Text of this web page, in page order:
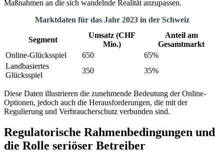
Maßnahmen an die sich wandelnde Realität anzupassen.
Marktdaten für das Jahr 2023 in der Schweiz
Segment
Umsatz (CHF
Mio.)
Anteil am
Gesamtmarkt
Online-Glücksspiel
650
65%
Landbasiertes
Glücksspiel
350 35%
Diese Daten illustrieren die zunehmende Bedeutung der Online-
Optionen, jedoch auch die Herausforderungen, die mit der
Regulierung und Verbraucherschutz verbunden sind.
Regulatorische Rahmenbedingungen und
die Rolle seriöser Betreiber